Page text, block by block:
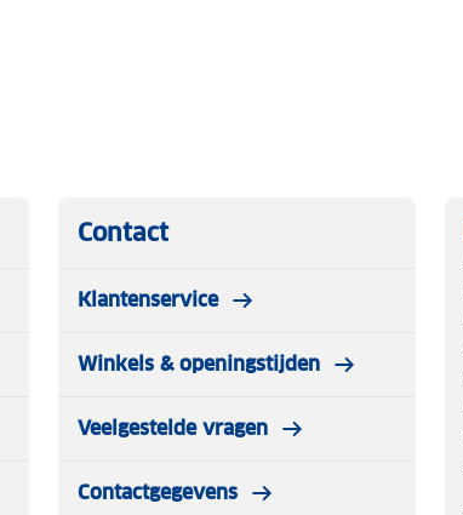
Contact
Klantenservice
Winkels & openingstijden
Veelgestelde vragen
Contactgegevens